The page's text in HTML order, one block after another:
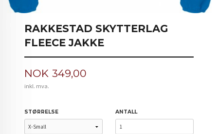
RAKKESTAD SKYTTERLAG
FLEECE JAKKE
Pris
NOK 349,00
inkl. mva.
STØRRELSE ANTALL